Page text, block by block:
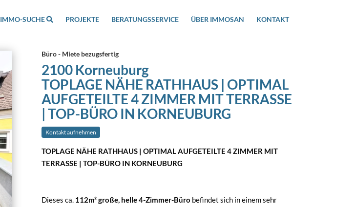
IMMO-SUCHE PROJEKTE BERATUNGSSERVICE ÜBER IMMOSAN KONTAKT
Büro - Miete bezugsfertig
2100 Korneuburg
TOPLAGE NÄHE RATHHAUS | OPTIMAL
AUFGETEILTE 4 ZIMMER MIT TERRASSE
| TOP-BÜRO IN KORNEUBURG
Kontakt aufnehmen
TOPLAGE NÄHE RATHHAUS | OPTIMAL AUFGETEILTE 4 ZIMMER MIT
TERRASSE | TOP-BÜRO IN KORNEUBURG
Dieses ca. 112m² große, helle 4-Zimmer-Büro befindet sich in einem sehr